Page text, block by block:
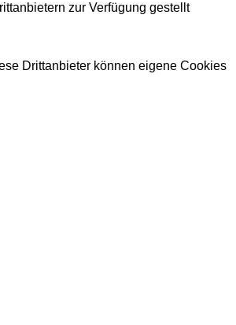
zur Verfügung gestellt
Drittanbieter können eigene Cookies